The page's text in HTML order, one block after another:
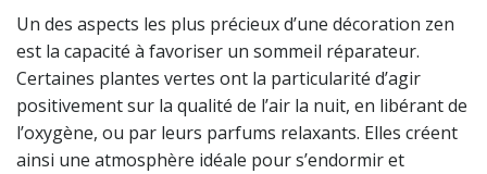
Un des aspects les plus précieux d’une décoration zen
est la capacité à favoriser un sommeil réparateur.
Certaines plantes vertes ont la particularité d’agir
positivement sur la qualité de l’air la nuit, en libérant de
l’oxygène, ou par leurs parfums relaxants. Elles créent
ainsi une atmosphère idéale pour s’endormir et